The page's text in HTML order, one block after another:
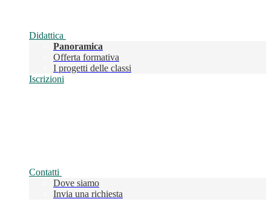
Didattica
Panoramica
Offerta formativa
I progetti delle classi
Iscrizioni
Contatti
Dove siamo
Invia una richiesta